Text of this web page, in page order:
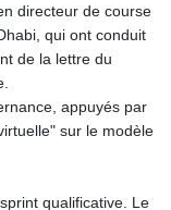
directeur de course
qui ont conduit
de la lettre du
appuyés par
sur le modèle
qualificative. Le